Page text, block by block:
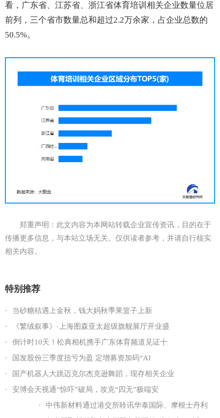
看，广东省、江苏省、浙江省体育培训相关企业数量位居
前列，三个省市数量总和超过2.2万余家，占企业总数的
50.5%。
郑重声明：此文内容为本网站转载企业宣传资讯，目的在于
传播更多信息，与本站立场无关。仅供读者参考，并请自行核实
相关内容。
特别推荐
·
当砂糖桔遇上金秋，钱大妈秋季果篮子上新
·
《繁绒叙事》·上海图森亚太超级旗舰展厅开业盛
·
倒计时10天！松典相机携手广东体育频道见证十
·
国发股份三季度扭亏为盈 定增募资加码“AI
·
国产机器人大跳迈克尔杰克逊舞蹈，现存相关企业
·
安博会天视通“惊吓”破局，攻克“四无”极端安
·
中伟新材料通过港交所聆讯华泰国际、摩根士丹利